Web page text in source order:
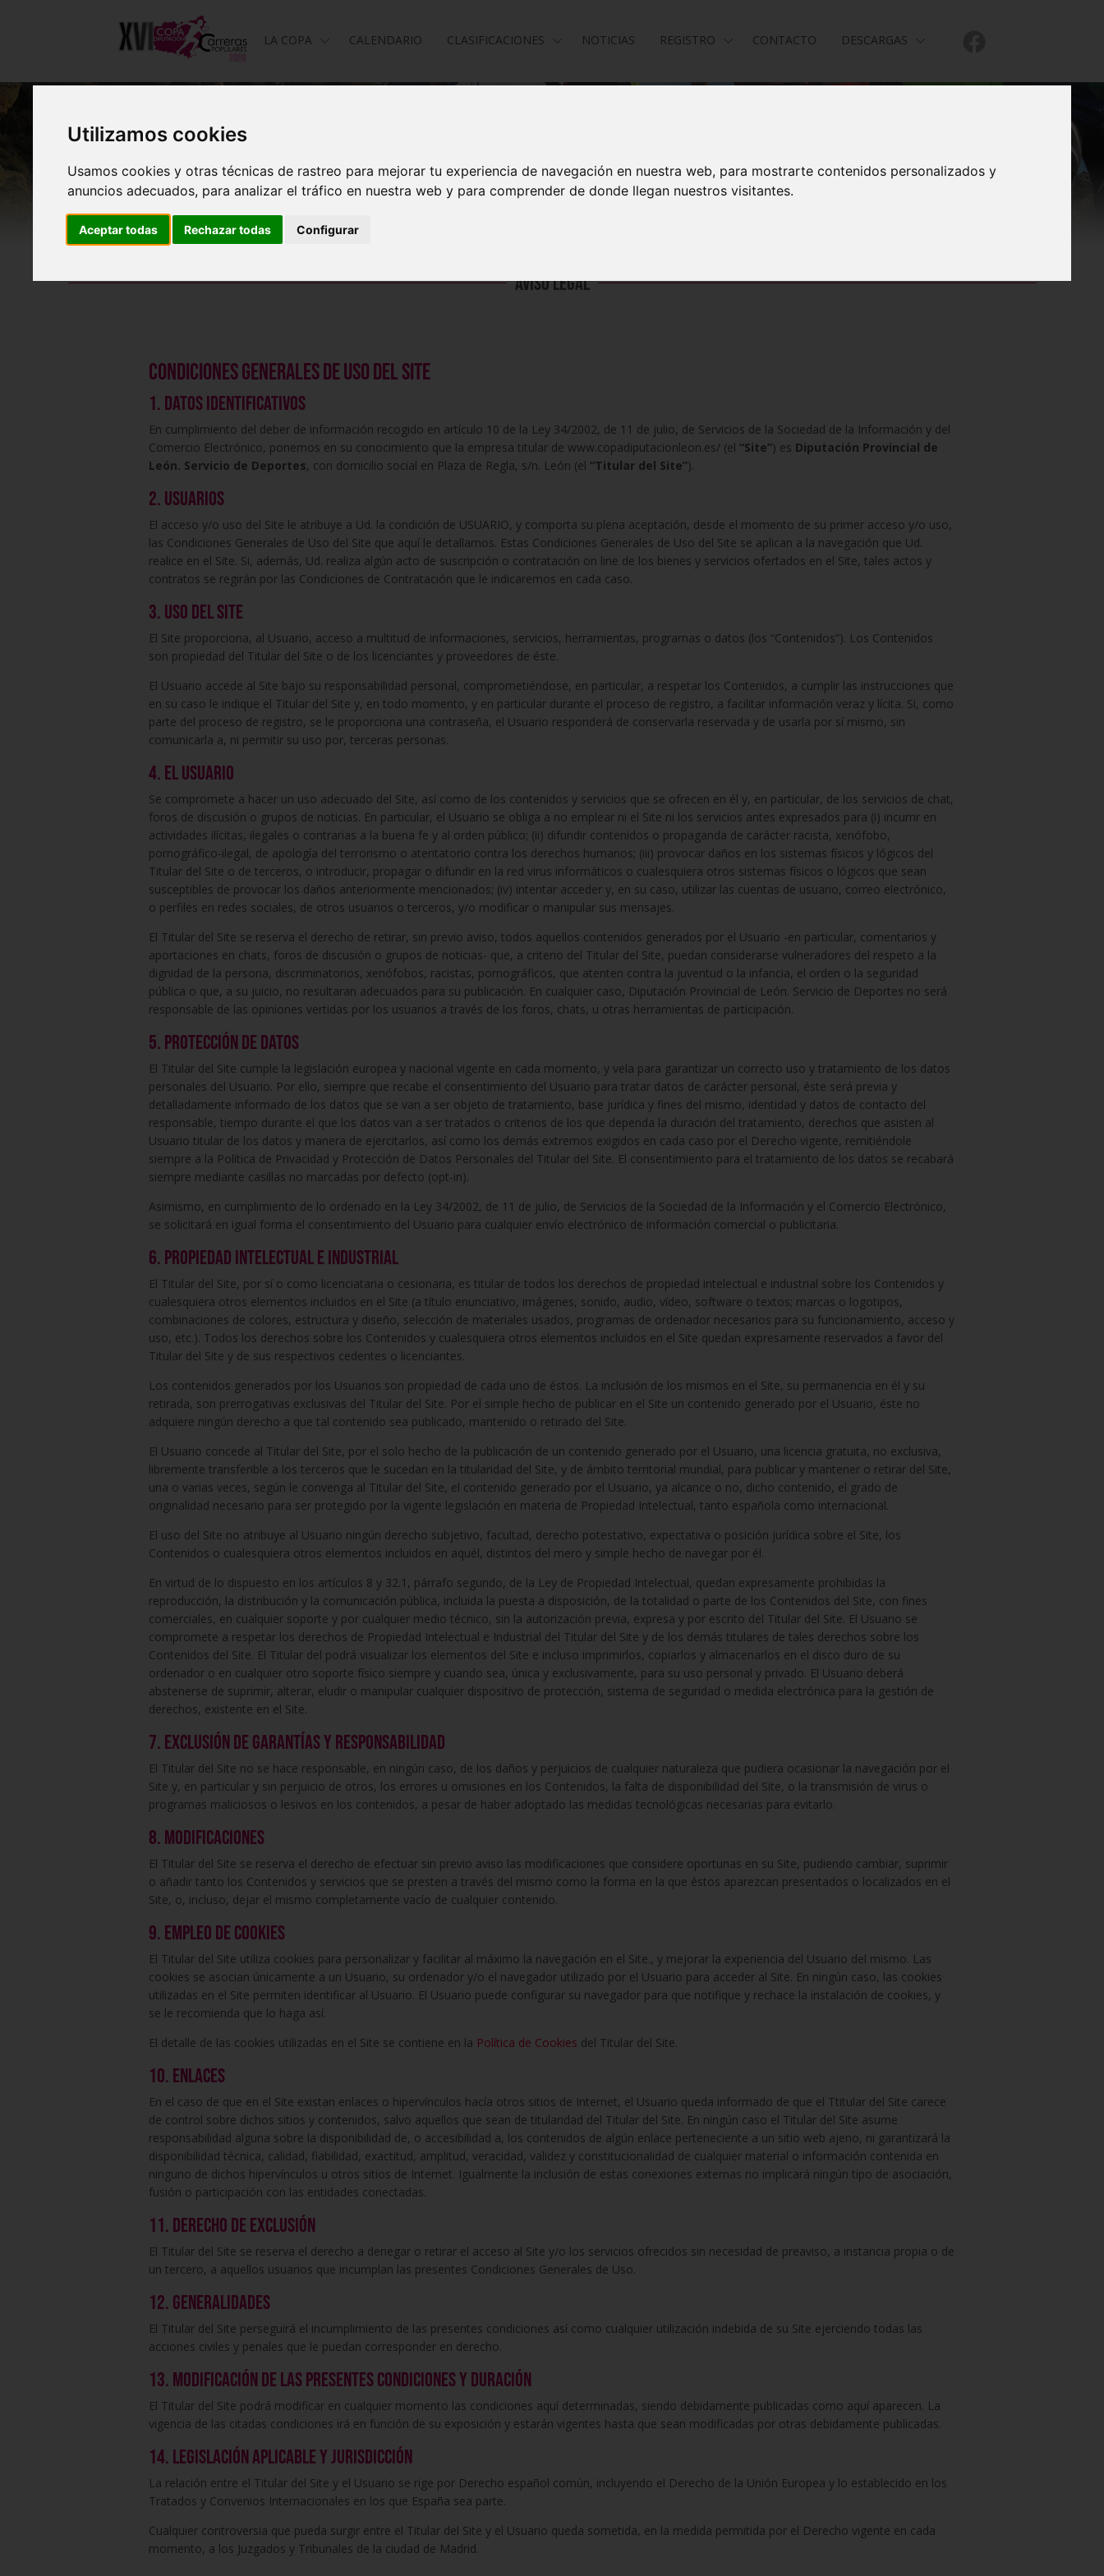
Utilizamos cookies
Usamos cookies y otras técnicas de rastreo para mejorar tu experiencia de navegación en nuestra web, para mostrarte contenidos personalizados y
anuncios adecuados, para analizar el tráfico en nuestra web y para comprender de donde llegan nuestros visitantes.
Aceptar todas Rechazar todas Configurar
LA COPA CALENDARIO CLASIFICACIONES NOTICIAS REGISTRO CONTACTO DESCARGAS
Aviso legal
Condiciones generales de uso del site
1. Datos identificativos
En cumplimiento del deber de información recogido en artículo 10 de la Ley 34/2002, de 11 de julio, de Servicios de la Sociedad de la Información y del
Comercio Electrónico, ponemos en su conocimiento que la empresa titular de www.copadiputacionleon.es/ (el “Site”) es Diputación Provincial de
León. Servicio de Deportes, con domicilio social en Plaza de Regla, s/n. León (el “Titular del Site”).
2. Usuarios
El acceso y/o uso del Site le atribuye a Ud. la condición de USUARIO, y comporta su plena aceptación, desde el momento de su primer acceso y/o uso,
las Condiciones Generales de Uso del Site que aquí le detallamos. Estas Condiciones Generales de Uso del Site se aplican a la navegación que Ud.
realice en el Site. Si, además, Ud. realiza algún acto de suscripción o contratación on line de los bienes y servicios ofertados en el Site, tales actos y
contratos se regirán por las Condiciones de Contratación que le indicaremos en cada caso.
3. Uso del site
El Site proporciona, al Usuario, acceso a multitud de informaciones, servicios, herramientas, programas o datos (los “Contenidos”). Los Contenidos
son propiedad del Titular del Site o de los licenciantes y proveedores de éste.
El Usuario accede al Site bajo su responsabilidad personal, comprometiéndose, en particular, a respetar los Contenidos, a cumplir las instrucciones que
en su caso le indique el Titular del Site y, en todo momento, y en particular durante el proceso de registro, a facilitar información veraz y lícita. Si, como
parte del proceso de registro, se le proporciona una contraseña, el Usuario responderá de conservarla reservada y de usarla por sí mismo, sin
comunicarla a, ni permitir su uso por, terceras personas.
4. El usuario
Se compromete a hacer un uso adecuado del Site, así como de los contenidos y servicios que se ofrecen en él y, en particular, de los servicios de chat,
foros de discusión o grupos de noticias. En particular, el Usuario se obliga a no emplear ni el Site ni los servicios antes expresados para (i) incurrir en
actividades ilícitas, ilegales o contrarias a la buena fe y al orden público; (ii) difundir contenidos o propaganda de carácter racista, xenófobo,
pornográfico-ilegal, de apología del terrorismo o atentatorio contra los derechos humanos; (iii) provocar daños en los sistemas físicos y lógicos del
Titular del Site o de terceros, o introducir, propagar o difundir en la red virus informáticos o cualesquiera otros sistemas físicos o lógicos que sean
susceptibles de provocar los daños anteriormente mencionados; (iv) intentar acceder y, en su caso, utilizar las cuentas de usuario, correo electrónico,
o perfiles en redes sociales, de otros usuarios o terceros, y/o modificar o manipular sus mensajes.
El Titular del Site se reserva el derecho de retirar, sin previo aviso, todos aquellos contenidos generados por el Usuario -en particular, comentarios y
aportaciones en chats, foros de discusión o grupos de noticias- que, a criterio del Titular del Site, puedan considerarse vulneradores del respeto a la
dignidad de la persona, discriminatorios, xenófobos, racistas, pornográficos, que atenten contra la juventud o la infancia, el orden o la seguridad
pública o que, a su juicio, no resultaran adecuados para su publicación. En cualquier caso, Diputación Provincial de León. Servicio de Deportes no será
responsable de las opiniones vertidas por los usuarios a través de los foros, chats, u otras herramientas de participación.
5. Protección de datos
El Titular del Site cumple la legislación europea y nacional vigente en cada momento, y vela para garantizar un correcto uso y tratamiento de los datos
personales del Usuario. Por ello, siempre que recabe el consentimiento del Usuario para tratar datos de carácter personal, éste será previa y
detalladamente informado de los datos que se van a ser objeto de tratamiento, base jurídica y fines del mismo, identidad y datos de contacto del
responsable, tiempo durante el que los datos van a ser tratados o criterios de los que dependa la duración del tratamiento, derechos que asisten al
Usuario titular de los datos y manera de ejercitarlos, así como los demás extremos exigidos en cada caso por el Derecho vigente, remitiéndole
siempre a la Política de Privacidad y Protección de Datos Personales del Titular del Site. El consentimiento para el tratamiento de los datos se recabará
siempre mediante casillas no marcadas por defecto (opt-in).
Asimismo, en cumplimiento de lo ordenado en la Ley 34/2002, de 11 de julio, de Servicios de la Sociedad de la Información y el Comercio Electrónico,
se solicitará en igual forma el consentimiento del Usuario para cualquier envío electrónico de información comercial o publicitaria.
6. Propiedad intelectual e industrial
El Titular del Site, por sí o como licenciataria o cesionaria, es titular de todos los derechos de propiedad intelectual e industrial sobre los Contenidos y
cualesquiera otros elementos incluidos en el Site (a título enunciativo, imágenes, sonido, audio, vídeo, software o textos; marcas o logotipos,
combinaciones de colores, estructura y diseño, selección de materiales usados, programas de ordenador necesarios para su funcionamiento, acceso y
uso, etc.). Todos los derechos sobre los Contenidos y cualesquiera otros elementos incluidos en el Site quedan expresamente reservados a favor del
Titular del Site y de sus respectivos cedentes o licenciantes.
Los contenidos generados por los Usuarios son propiedad de cada uno de éstos. La inclusión de los mismos en el Site, su permanencia en él y su
retirada, son prerrogativas exclusivas del Titular del Site. Por el simple hecho de publicar en el Site un contenido generado por el Usuario, éste no
adquiere ningún derecho a que tal contenido sea publicado, mantenido o retirado del Site.
El Usuario concede al Titular del Site, por el solo hecho de la publicación de un contenido generado por el Usuario, una licencia gratuita, no exclusiva,
libremente transferible a los terceros que le sucedan en la titularidad del Site, y de ámbito territorial mundial, para publicar y mantener o retirar del Site,
una o varias veces, según le convenga al Titular del Site, el contenido generado por el Usuario, ya alcance o no, dicho contenido, el grado de
originalidad necesario para ser protegido por la vigente legislación en materia de Propiedad Intelectual, tanto española como internacional.
El uso del Site no atribuye al Usuario ningún derecho subjetivo, facultad, derecho potestativo, expectativa o posición jurídica sobre el Site, los
Contenidos o cualesquiera otros elementos incluidos en aquél, distintos del mero y simple hecho de navegar por él.
En virtud de lo dispuesto en los artículos 8 y 32.1, párrafo segundo, de la Ley de Propiedad Intelectual, quedan expresamente prohibidas la
reproducción, la distribución y la comunicación pública, incluida la puesta a disposición, de la totalidad o parte de los Contenidos del Site, con fines
comerciales, en cualquier soporte y por cualquier medio técnico, sin la autorización previa, expresa y por escrito del Titular del Site. El Usuario se
compromete a respetar los derechos de Propiedad Intelectual e Industrial del Titular del Site y de los demás titulares de tales derechos sobre los
Contenidos del Site. El Titular del podrá visualizar los elementos del Site e incluso imprimirlos, copiarlos y almacenarlos en el disco duro de su
ordenador o en cualquier otro soporte físico siempre y cuando sea, única y exclusivamente, para su uso personal y privado. El Usuario deberá
abstenerse de suprimir, alterar, eludir o manipular cualquier dispositivo de protección, sistema de seguridad o medida electrónica para la gestión de
derechos, existente en el Site.
7. Exclusión de garantías y responsabilidad
El Titular del Site no se hace responsable, en ningún caso, de los daños y perjuicios de cualquier naturaleza que pudiera ocasionar la navegación por el
Site y, en particular y sin perjuicio de otros, los errores u omisiones en los Contenidos, la falta de disponibilidad del Site, o la transmisión de virus o
programas maliciosos o lesivos en los contenidos, a pesar de haber adoptado las medidas tecnológicas necesarias para evitarlo.
8. Modificaciones
El Titular del Site se reserva el derecho de efectuar sin previo aviso las modificaciones que considere oportunas en su Site, pudiendo cambiar, suprimir
o añadir tanto los Contenidos y servicios que se presten a través del mismo como la forma en la que éstos aparezcan presentados o localizados en el
Site, o, incluso, dejar el mismo completamente vacío de cualquier contenido.
9. Empleo de cookies
El Titular del Site utiliza cookies para personalizar y facilitar al máximo la navegación en el Site., y mejorar la experiencia del Usuario del mismo. Las
cookies se asocian únicamente a un Usuario, su ordenador y/o el navegador utilizado por el Usuario para acceder al Site. En ningún caso, las cookies
utilizadas en el Site permiten identificar al Usuario. El Usuario puede configurar su navegador para que notifique y rechace la instalación de cookies, y
se le recomienda que lo haga así.
El detalle de las cookies utilizadas en el Site se contiene en la Política de Cookies del Titular del Site.
10. Enlaces
En el caso de que en el Site existan enlaces o hipervínculos hacía otros sitios de Internet, el Usuario queda informado de que el Ttitular del Site carece
de control sobre dichos sitios y contenidos, salvo aquellos que sean de titularidad del Titular del Site. En ningún caso el Titular del Site asume
responsabilidad alguna sobre la disponibilidad de, o accesibilidad a, los contenidos de algún enlace perteneciente a un sitio web ajeno, ni garantizará la
disponibilidad técnica, calidad, fiabilidad, exactitud, amplitud, veracidad, validez y constitucionalidad de cualquier material o información contenida en
ninguno de dichos hipervínculos u otros sitios de Internet. Igualmente la inclusión de estas conexiones externas no implicará ningún tipo de asociación,
fusión o participación con las entidades conectadas.
11. Derecho de exclusión
El Titular del Site se reserva el derecho a denegar o retirar el acceso al Site y/o los servicios ofrecidos sin necesidad de preaviso, a instancia propia o de
un tercero, a aquellos usuarios que incumplan las presentes Condiciones Generales de Uso.
12. Generalidades
El Titular del Site perseguirá el incumplimiento de las presentes condiciones así como cualquier utilización indebida de su Site ejerciendo todas las
acciones civiles y penales que le puedan corresponder en derecho.
13. Modificación de las presentes condiciones y duración
El Titular del Site podrá modificar en cualquier momento las condiciones aquí determinadas, siendo debidamente publicadas como aquí aparecen. La
vigencia de las citadas condiciones irá en función de su exposición y estarán vigentes hasta que sean modificadas por otras debidamente publicadas.
14. Legislación aplicable y jurisdicción
La relación entre el Titular del Site y el Usuario se rige por Derecho español común, incluyendo el Derecho de la Unión Europea y lo establecido en los
Tratados y Convenios Internacionales en los que España sea parte.
Cualquier controversia que pueda surgir entre el Titular del Site y el Usuario queda sometida, en la medida permitida por el Derecho vigente en cada
momento, a los Juzgados y Tribunales de la ciudad de Madrid.